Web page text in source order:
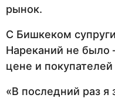
рынок.
С Бишкеком
Нареканий не было
цене и
«В последний раз я